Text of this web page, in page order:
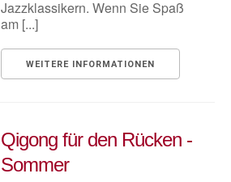
Jazzklassikern. Wenn Sie Spaß
am [...]
WEITERE INFORMATIONEN
Qigong für den Rücken -
Sommer